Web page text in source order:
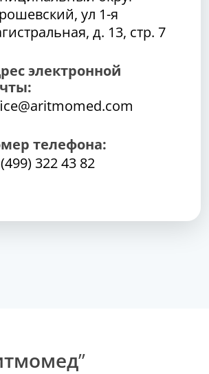
ул 1-я
д. 13, стр. 7
электронной
телефона:
322 43 82
”